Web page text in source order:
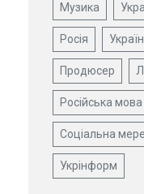
Музика
Росія
Продюсер
Російська мова
Соціальна
Укрінформ